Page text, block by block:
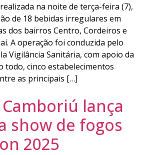
na noite de terça-feira (7),
de 18 bebidas irregulares em
dos bairros Centro, Cordeiros e
A operação foi conduzida pelo
Vigilância Sanitária, com apoio da
todo, cinco estabelecimentos
as principais […]
lança
show de fogos
2025